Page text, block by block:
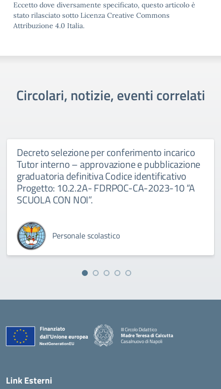
Eccetto dove diversamente specificato, questo articolo è
stato rilasciato sotto Licenza Creative Commons
Attribuzione 4.0 Italia.
Circolari, notizie, eventi correlati
Decreto selezione per conferimento incarico
Tutor interno – approvazione e pubblicazione
graduatoria definitiva Codice identificativo
Progetto: 10.2.2A- FDRPOC-CA-2023-10 “A
SCUOLA CON NOI”.
Personale scolastico
III Circolo Didattico
Madre Teresa di Calcutta
Casalnuovo di Napoli
— Visita la pagina iniziale della scuola
Link Esterni